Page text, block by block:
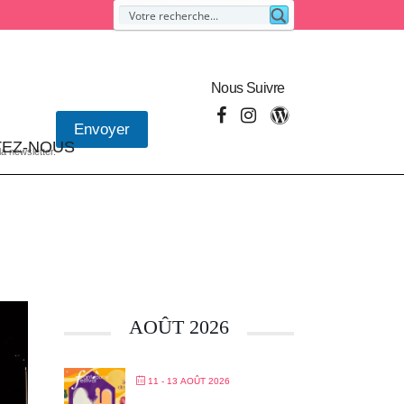
newsletter.
Envoyer
Nous Suivre
NOUS
AOÛT 2026
11 - 13 AOÛT 2026